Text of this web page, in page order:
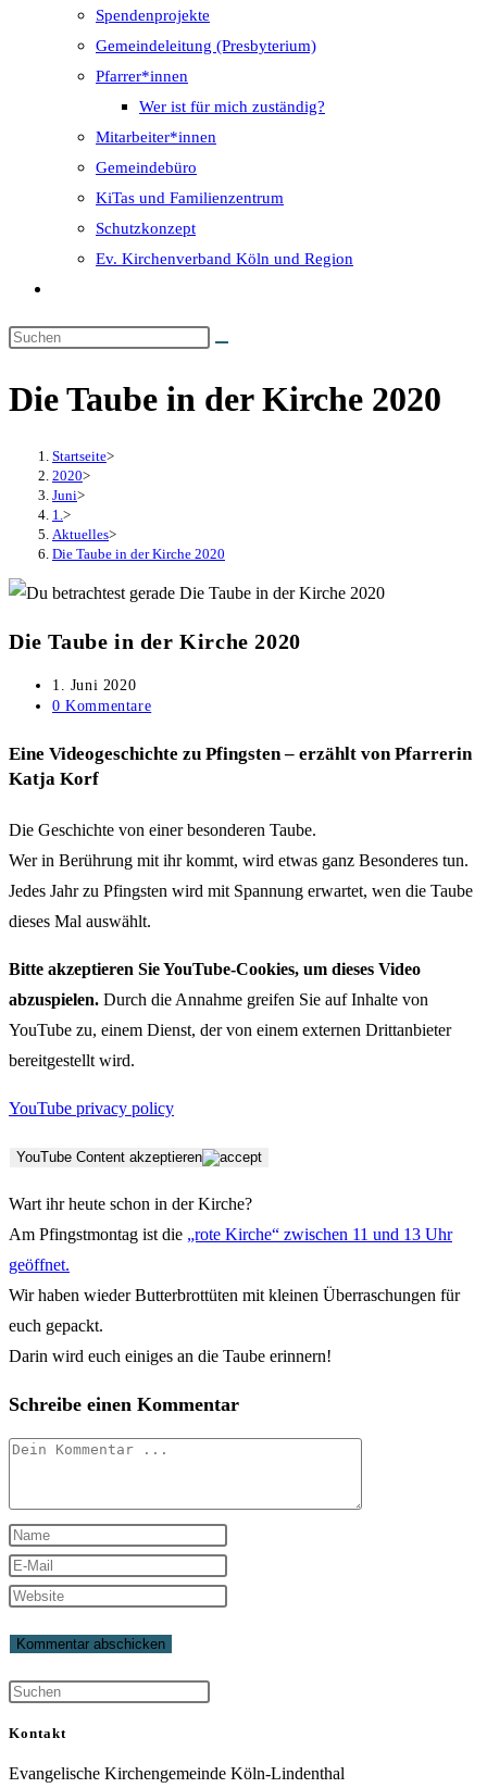
Spendenprojekte
Gemeindeleitung (Presbyterium)
Pfarrer*innen
Wer ist für mich zuständig?
Mitarbeiter*innen
Gemeindebüro
KiTas und Familienzentrum
Schutzkonzept
Ev. Kirchenverband Köln und Region
umschalten
Die Taube in der Kirche 2020
Startseite>
2020>
Juni>
1. >
Aktuelles>
Die Taube in der Kirche 2020
Die Taube in der Kirche 2020
Beitrag
veröffentlicht:
1. Juni 2020
Beitrags-
0 Kommentare
Eine Videogeschichte zu Pfingsten – erzählt von Pfarrerin
Katja Korf
Die Geschichte von einer besonderen Taube.
Wer in Berührung mit ihr kommt, wird etwas ganz Besonderes tun.
Jedes Jahr zu Pfingsten wird mit Spannung erwartet, wen die Taube
dieses Mal auswählt.
Bitte akzeptieren Sie YouTube-Cookies, um dieses Video
abzuspielen. Durch die Annahme greifen Sie auf Inhalte von
YouTube zu, einem Dienst, der von einem externen Drittanbieter
bereitgestellt wird.
YouTube privacy policy
YouTube Content akzeptieren
Wart ihr heute schon in der Kirche?
Am Pfingstmontag ist die „rote Kirche“ zwischen 11 und 13 Uhr
geöffnet.
Wir haben wieder Butterbrottüten mit kleinen Überraschungen für
euch gepackt.
Darin wird euch einiges an die Taube erinnern!
Schreibe einen Kommentar
Kommentieren
Gib
deinen
Namen
Benutzernamen
zum
Gib
deine
Mail-
Adresse
ein
Gib
Website-
URL
Kontakt
Evangelische Kirchengemeinde Köln-Lindenthal